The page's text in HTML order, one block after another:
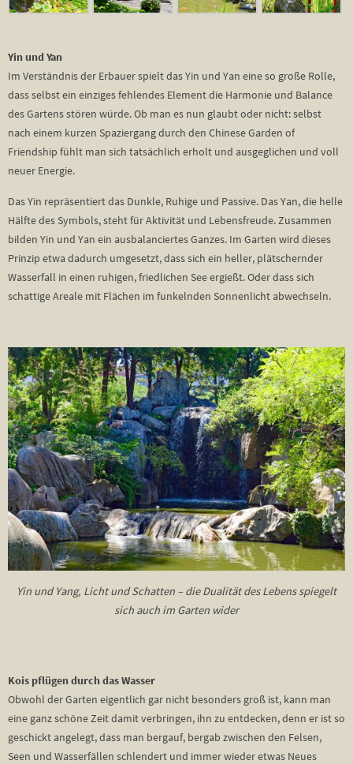
Yin und Yan
Im Verständnis der Erbauer spielt das Yin und Yan eine so große Rolle,
dass selbst ein einziges fehlendes Element die Harmonie und Balance
des Gartens stören würde. Ob man es nun glaubt oder nicht: selbst
nach einem kurzen Spaziergang durch den Chinese Garden of
Friendship fühlt man sich tatsächlich erholt und ausgeglichen und voll
neuer Energie.
Das Yin repräsentiert das Dunkle, Ruhige und Passive. Das Yan, die helle
Hälfte des Symbols, steht für Aktivität und Lebensfreude. Zusammen
bilden Yin und Yan ein ausbalanciertes Ganzes. Im Garten wird dieses
Prinzip etwa dadurch umgesetzt, dass sich ein heller, plätschernder
Wasserfall in einen ruhigen, friedlichen See ergießt. Oder dass sich
schattige Areale mit Flächen im funkelnden Sonnenlicht abwechseln.
Yin und Yang, Licht und Schatten – die Dualität des Lebens spiegelt
sich auch im Garten wider
Kois pflügen durch das Wasser
Obwohl der Garten eigentlich gar nicht besonders groß ist, kann man
eine ganz schöne Zeit damit verbringen, ihn zu entdecken, denn er ist so
geschickt angelegt, dass man bergauf, bergab zwischen den Felsen,
Seen und Wasserfällen schlendert und immer wieder etwas Neues